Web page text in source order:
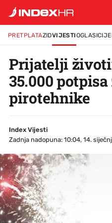
PRETPLATAZIDVIJESTIOGLASI
Prijatelji
35.000
pirotehnike
Index Vijesti
Zadnja nadopuna: 10:04, 14.